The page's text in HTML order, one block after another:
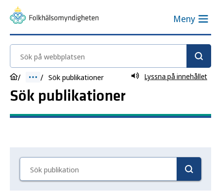
Meny
Sök på webbplatsen
Sök publikationer Lyssna på innehållet
Sök publikationer